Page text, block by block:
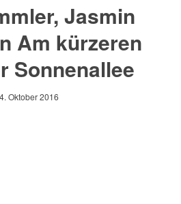
Jasmin
Am kürzeren
Sonnenallee
Oktober 2016